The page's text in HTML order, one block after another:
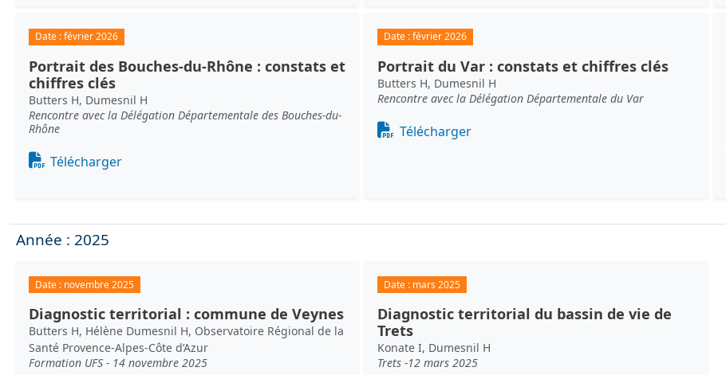
Date :février 2026
Portrait des Bouches-du-Rhône : constats et
chiffres clés
Butters H, Dumesnil H
Rencontre avec la Délégation Départementale des Bouches-du-
Rhône
Document
Télécharger
Date :février 2026
Portrait du Var : constats et chiffres clés
Butters H, Dumesnil H
Rencontre avec la Délégation Départementale du Var
Document
Télécharger
Année : 2025
Date : novembre 2025
Diagnostic territorial : commune de Veynes
Butters H, Hélène Dumesnil H, Observatoire Régional de la
Santé Provence-Alpes-Côte d’Azur
Formation UFS - 14 novembre 2025
Date : mars 2025
Diagnostic territorial du bassin de vie de
Trets
Konate I, Dumesnil H
Trets -12 mars 2025